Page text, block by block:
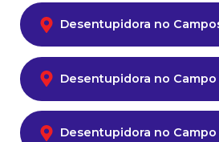
Desentupidora no
Desentupidora no Campo
Desentupidora no Campo